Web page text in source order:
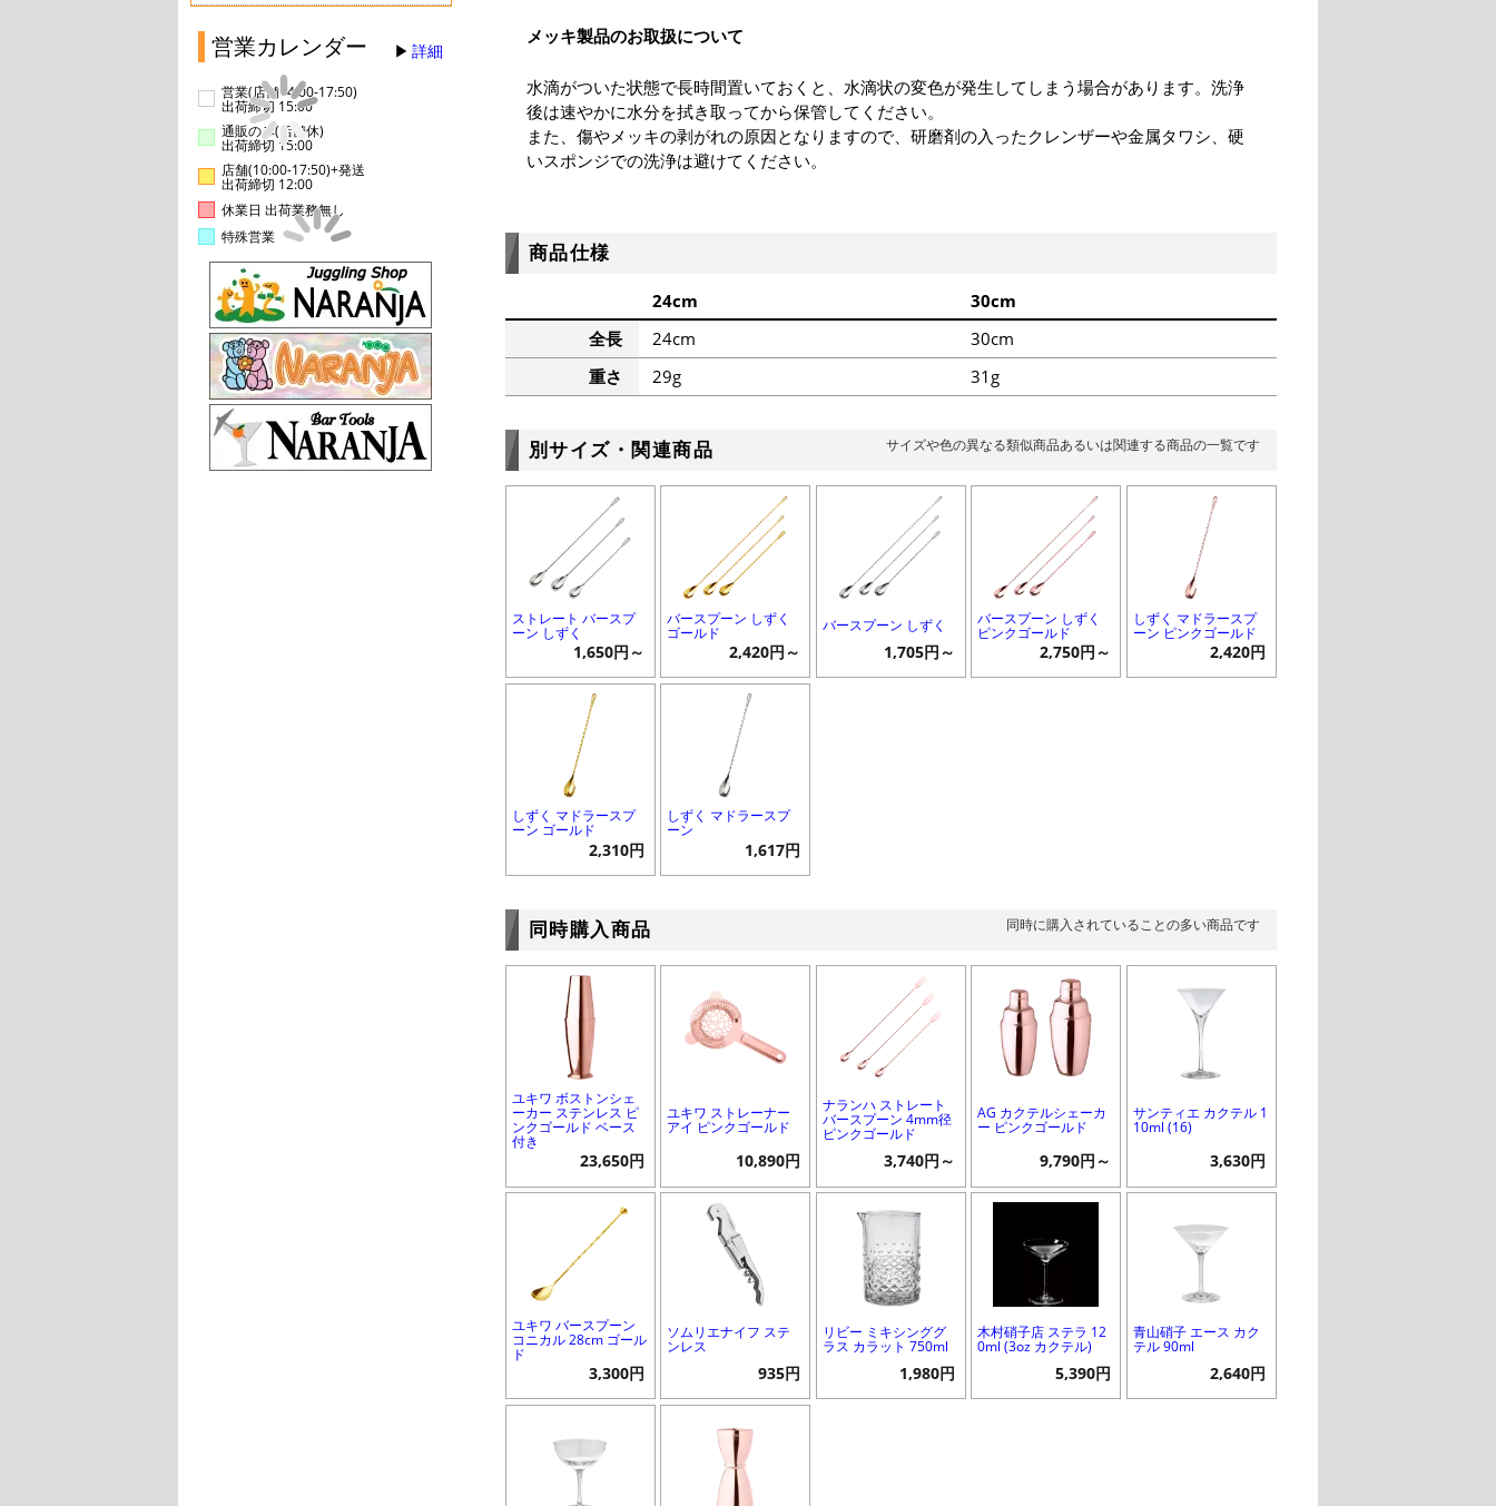
営業カレンダー 詳細
営業(店舗14:00-17:50)
出荷締切 15:00
通販のみ(店舗休)
出荷締切 15:00
店舗(10:00-17:50)+発送
出荷締切 12:00
休業日 出荷業務無し
特殊営業
メッキ製品のお取扱について
水滴がついた状態で長時間置いておくと、水滴状の変色が発生してしまう場合があります。洗浄
後は速やかに水分を拭き取ってから保管してください。
また、傷やメッキの剥がれの原因となりますので、研磨剤の入ったクレンザーや金属タワシ、硬
いスポンジでの洗浄は避けてください。
商品仕様
24cm
全長
24cm
重さ
29g
30cm
30cm
31g
別サイズ・関連商品 サイズや色の異なる類似商品あるいは関連する商品の一覧です
ストレート バースプ
ーン しずく
1,650円～
バースプーン しずく
ゴールド
2,420円～
バースプーン しずく
1,705円～
バースプーン しずく
ピンクゴールド
2,750円～
しずく マドラースプ
ーン ピンクゴールド
2,420円
しずく マドラースプ
ーン ゴールド
2,310円
しずく マドラースプ
ーン
1,617円
同時購入商品 同時に購入されていることの多い商品です
ユキワ ボストンシェ
ーカー ステンレス ピ
ンクゴールド ベース
付き
23,650円
ユキワ ストレーナー
アイ ピンクゴールド
10,890円
ナランハ ストレート
バースプーン 4mm径
ピンクゴールド
3,740円～
AG カクテルシェーカ
ー ピンクゴールド
9,790円～
サンティエ カクテル 1
10ml (16)
3,630円
ユキワ バースプーン
コニカル 28cm ゴール
ド
3,300円
ソムリエナイフ ステ
ンレス
935円
リビー ミキシンググ
ラス カラット 750ml
1,980円
木村硝子店 ステラ 12
0ml (3oz カクテル)
5,390円
青山硝子 エース カク
テル 90ml
2,640円